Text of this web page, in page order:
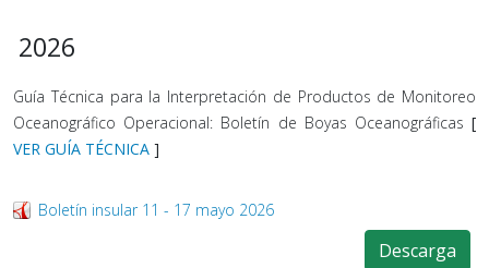
2026
Guía Técnica para la Interpretación de Productos de Monitoreo
Oceanográfico Operacional: Boletín de Boyas Oceanográficas [
VER GUÍA TÉCNICA ]
Boletín insular 11 - 17 mayo 2026
Descarga